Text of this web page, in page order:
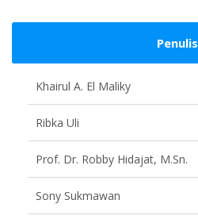
Penulis
Khairul A. El Maliky
Ribka Uli
Prof. Dr. Robby Hidajat, M.Sn.
Sony Sukmawan